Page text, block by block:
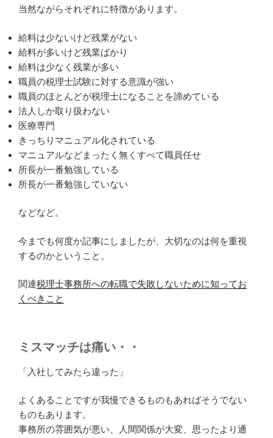
当然ながらそれぞれに特徴があります。
給料は少ないけど残業がない
給料が多いけど残業ばかり
給料は少なく残業が多い
職員の税理士試験に対する意識が強い
職員のほとんどが税理士になることを諦めている
法人しか取り扱わない
医療専門
きっちりマニュアル化されている
マニュアルなどまったく無くすべて職員任せ
所長が一番勉強している
所長が一番勉強していない
などなど。
今までも何度か記事にしましたが、大切なのは何を重視
するのかということ。
関連税理士事務所への転職で失敗しないために知ってお
くべきこと
ミスマッチは痛い・・
「入社してみたら違った」
よくあることですが我慢できるものもあればそうでない
ものもあります。
事務所の雰囲気が悪い、人間関係が大変、思ったより通